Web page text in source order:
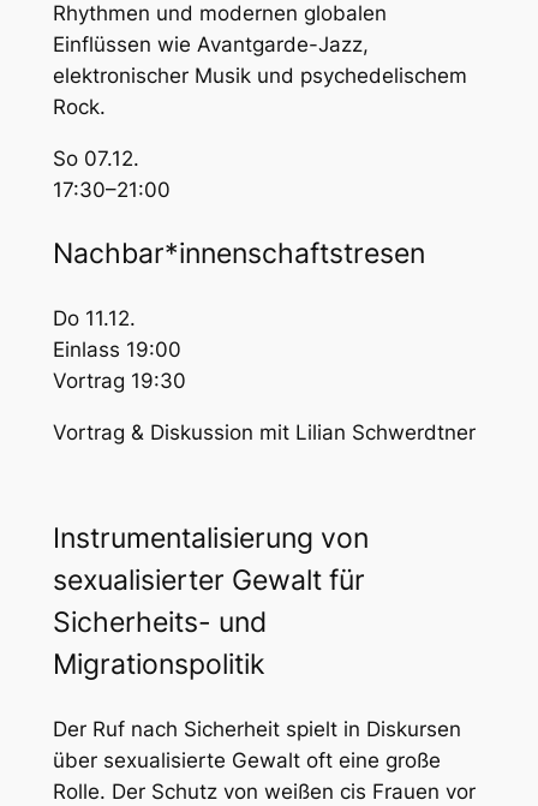
Rhythmen und modernen globalen
Einflüssen wie Avantgarde-Jazz,
elektronischer Musik und psychedelischem
Rock.
So 07.12.
17:30–21:00
Nachbar*innenschaftstresen
Do 11.12.
Einlass 19:00
Vortrag 19:30
Vortrag & Diskussion mit Lilian Schwerdtner
Instrumentalisierung von
sexualisierter Gewalt für
Sicherheits- und
Migrationspolitik
Der Ruf nach Sicherheit spielt in Diskursen
über sexualisierte Gewalt oft eine große
Rolle. Der Schutz von weißen cis Frauen vor